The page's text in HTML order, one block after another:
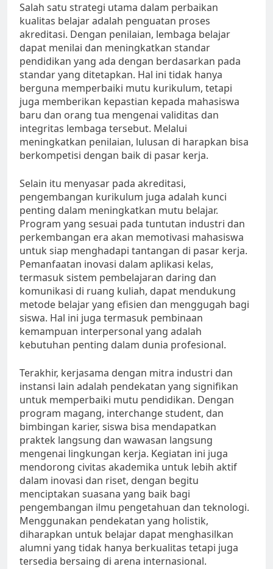
Salah satu strategi utama dalam perbaikan
kualitas belajar adalah penguatan proses
akreditasi. Dengan penilaian, lembaga belajar
dapat menilai dan meningkatkan standar
pendidikan yang ada dengan berdasarkan pada
standar yang ditetapkan. Hal ini tidak hanya
berguna memperbaiki mutu kurikulum, tetapi
juga memberikan kepastian kepada mahasiswa
baru dan orang tua mengenai validitas dan
integritas lembaga tersebut. Melalui
meningkatkan penilaian, lulusan di harapkan bisa
berkompetisi dengan baik di pasar kerja.
Selain itu menyasar pada akreditasi,
pengembangan kurikulum juga adalah kunci
penting dalam meningkatkan mutu belajar.
Program yang sesuai pada tuntutan industri dan
perkembangan era akan memotivasi mahasiswa
untuk siap menghadapi tantangan di pasar kerja.
Pemanfaatan inovasi dalam aplikasi kelas,
termasuk sistem pembelajaran daring dan
komunikasi di ruang kuliah, dapat mendukung
metode belajar yang efisien dan menggugah bagi
siswa. Hal ini juga termasuk pembinaan
kemampuan interpersonal yang adalah
kebutuhan penting dalam dunia profesional.
Terakhir, kerjasama dengan mitra industri dan
instansi lain adalah pendekatan yang signifikan
untuk memperbaiki mutu pendidikan. Dengan
program magang, interchange student, dan
bimbingan karier, siswa bisa mendapatkan
praktek langsung dan wawasan langsung
mengenai lingkungan kerja. Kegiatan ini juga
mendorong civitas akademika untuk lebih aktif
dalam inovasi dan riset, dengan begitu
menciptakan suasana yang baik bagi
pengembangan ilmu pengetahuan dan teknologi.
Menggunakan pendekatan yang holistik,
diharapkan untuk belajar dapat menghasilkan
alumni yang tidak hanya berkualitas tetapi juga
tersedia bersaing di arena internasional.